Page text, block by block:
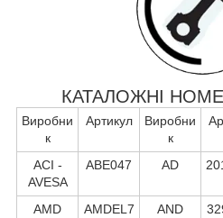
КАТАЛОЖНІ
Виробни
к
Артикул
Виробни
к
ACI -
AVESA
ABE047 AD
AMD
AMDEL7
AND